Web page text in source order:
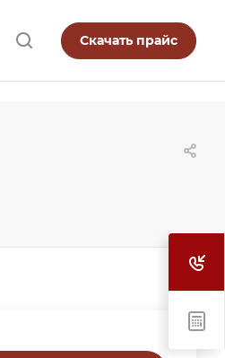
Скачать прайс